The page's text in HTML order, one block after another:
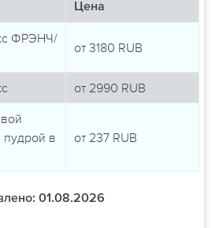
Цена
ФРЭНЧ/
от 3180 RUB
от 2990 RUB
пудрой в
от 237 RUB
01.08.2026